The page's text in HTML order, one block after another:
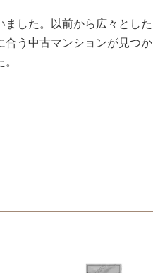
した。以前から広々とした
合う中古マンションが見つか